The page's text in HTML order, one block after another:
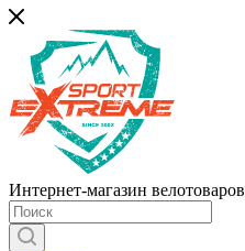
Интернет-магазин велотоваров